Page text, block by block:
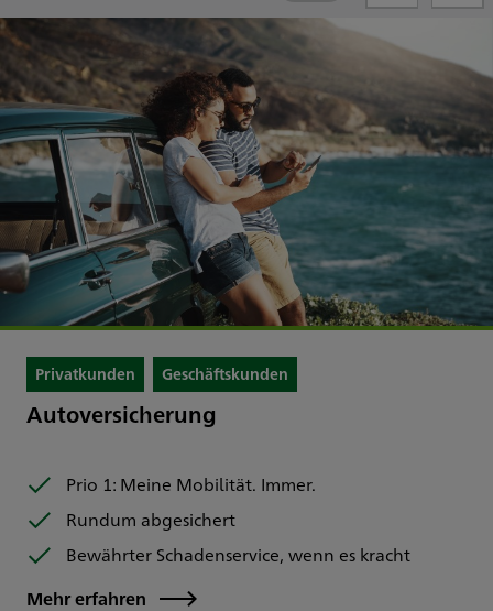
Privatkunden Geschäftskunden
Autoversicherung
Prio 1: Meine Mobilität. Immer.
Rundum abgesichert
Bewährter Schadenservice, wenn es kracht
Mehr erfahren